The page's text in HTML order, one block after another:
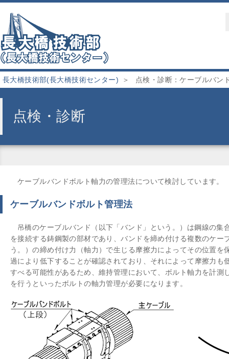
長大橋技術部(長大橋技術センター) 点検・診断：ケーブルバン
点検・診断
ケーブルバンドボルト軸力の管理法について検討しています。
ケーブルバンドボルト管理法
吊橋のケーブルバンド（以下「バンド」という。）は鋼線の集
を接続する鋳鋼製の部材であり、バンドを締め付ける複数のケー
う。）の締め付け力（軸力）で生じる摩擦力によってその位置を
過により低下することが確認されており、それによって摩擦力も
すべる可能性があるため、維持管理において、ボルト軸力を計測
を行うといったボルトの軸力管理が必要になります。